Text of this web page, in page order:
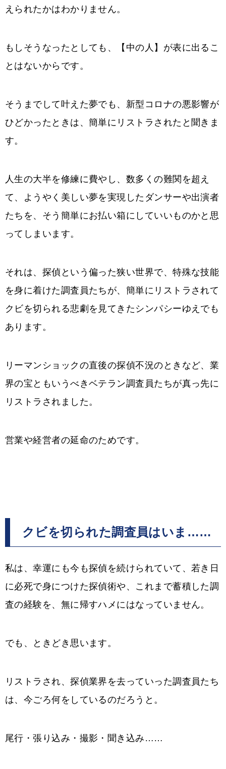
えられたかはわかりません。
もしそうなったとしても、【中の人】が表に出るこ
とはないからです。
そうまでして叶えた夢でも、新型コロナの悪影響が
ひどかったときは、簡単にリストラされたと聞きま
す。
人生の大半を修練に費やし、数多くの難関を超え
て、ようやく美しい夢を実現したダンサーや出演者
たちを、そう簡単にお払い箱にしていいものかと思
ってしまいます。
それは、探偵という偏った狭い世界で、特殊な技能
を身に着けた調査員たちが、簡単にリストラされて
クビを切られる悲劇を見てきたシンパシーゆえでも
あります。
リーマンショックの直後の探偵不況のときなど、業
界の宝ともいうべきベテラン調査員たちが真っ先に
リストラされました。
営業や経営者の延命のためです。
クビを切られた調査員はいま……
私は、幸運にも今も探偵を続けられていて、若き日
に必死で身につけた探偵術や、これまで蓄積した調
査の経験を、無に帰すハメにはなっていません。
でも、ときどき思います。
リストラされ、探偵業界を去っていった調査員たち
は、今ごろ何をしているのだろうと。
尾行・張り込み・撮影・聞き込み……